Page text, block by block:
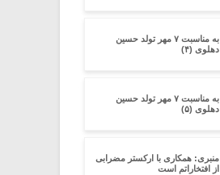
به مناسبت ۷ مهر تولد حسین
دهلوی (۴)
به مناسبت ۷ مهر تولد حسین
دهلوی (۵)
منبری: همکاری با ارکستر مضرابی
از افتخاراتم است